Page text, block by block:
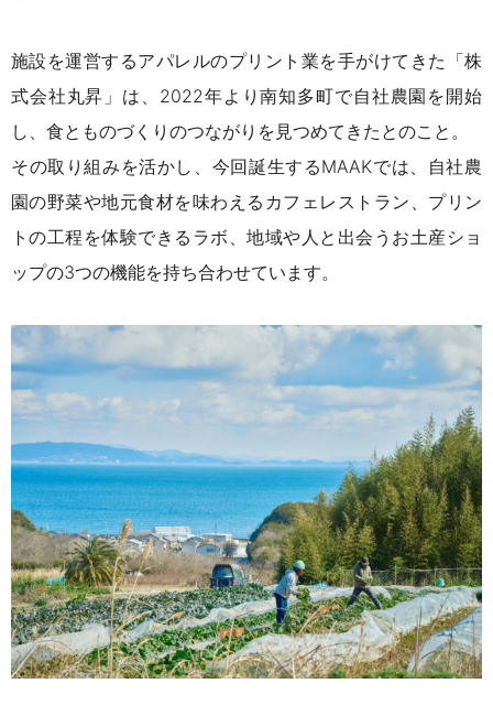
施設を運営するアパレルのプリント業を手がけてきた「株
式会社丸昇」は、2022年より南知多町で自社農園を開始
し、食とものづくりのつながりを見つめてきたとのこと。
その取り組みを活かし、 今回誕生するMAAKでは、自社農
園の野菜や地元食材を味わえるカフェレストラン、 プリン
トの工程を体験できるラボ、地域や人と出会うお土産ショ
ップの3つの機能を持ち合わせています。